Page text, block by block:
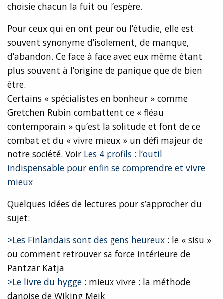
choisie chacun la fuit ou l’espère.
Pour ceux qui en ont peur ou l’étudie, elle est
souvent synonyme d’isolement, de manque,
d’abandon. Ce face à face avec eux même étant
plus souvent à l’origine de panique que de bien
être.
Certains « spécialistes en bonheur » comme
Gretchen Rubin combattent ce « fléau
contemporain » qu’est la solitude et font de ce
combat et du « vivre mieux » un défi majeur de
notre société. Voir Les 4 profils : l’outil
indispensable pour enfin se comprendre et vivre
mieux
Quelques idées de lectures pour s’approcher du
sujet:
>Les Finlandais sont des gens heureux : le « sisu »
ou comment retrouver sa force intérieure de
Pantzar Katja
>Le livre du hygge : mieux vivre : la méthode
danoise de Wiking Meik